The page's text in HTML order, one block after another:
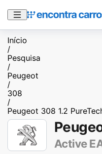
Início
/
Pesquisa
/
Peugeot
/
308
/
Peugeot 308 1.2
Active